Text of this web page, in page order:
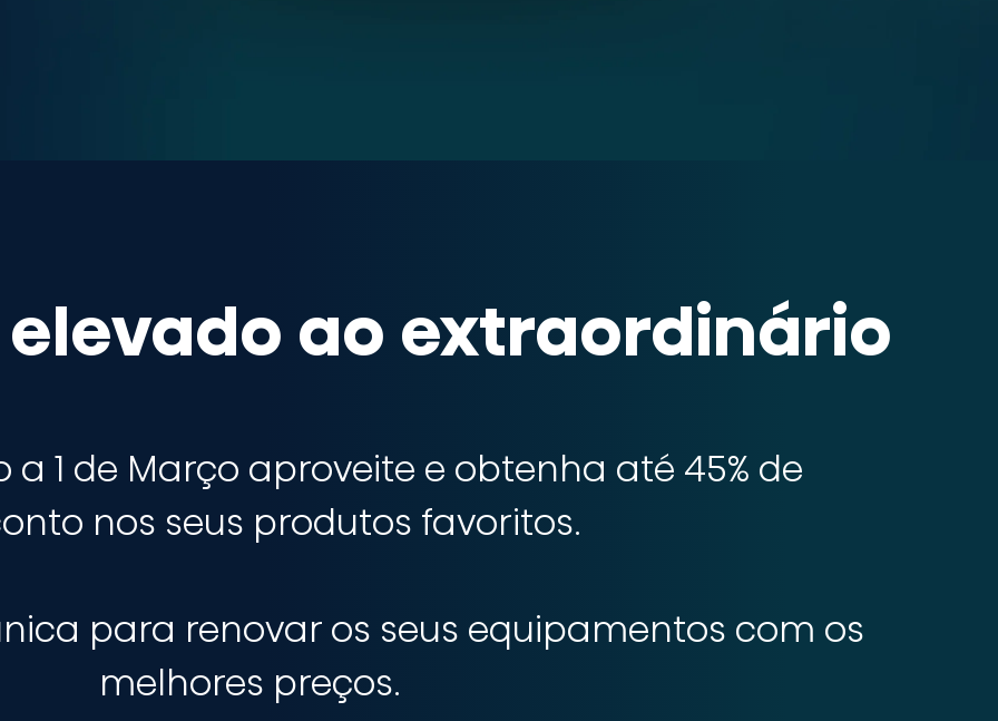
elevado ao extraordinário
a 1 de Março aproveite e obtenha até 45% de
nos seus produtos favoritos.
para renovar os seus equipamentos com os
melhores preços.